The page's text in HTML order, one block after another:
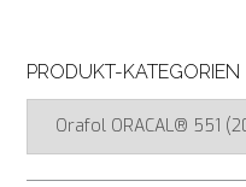
PRODUKT-KATEGORIEN